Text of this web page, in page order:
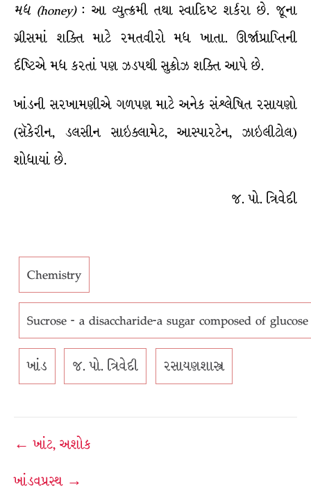
મધ (honey): આ વ્યુત્ક્રમી તથા સ્વાદિષ્ટ શર્કરા છે. જૂના
ગ્રીસમાં શક્તિ માટે રમતવીરો મધ ખાતા. ઊર્જાપ્રાપ્તિની
ર્દષ્ટિએ મધ કરતાં પણ ઝડપથી સુક્રોઝ શક્તિ આપે છે.
ખાંડની સરખામણીએ ગળપણ માટે અનેક સંશ્લેષિત રસાયણો
(સૅકેરીન, ડલસીન સાઇક્લામેટ, આસ્પારટેન, ઝાઇલીટોલ)
શોધાયાં છે.
જ. પો. ત્રિવેદી
Chemistry
Sucrose - a disaccharide-a sugar composed of
ખાંડ જ. પો. ત્રિવેદી રસાયણશાસ્ત્ર
Post
navigation
← ખાંટ, અશોક
ખાંડવપ્રસ્થ →